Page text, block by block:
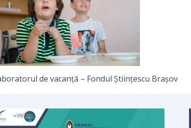
de vacanță – Fondul Științescu Brașov